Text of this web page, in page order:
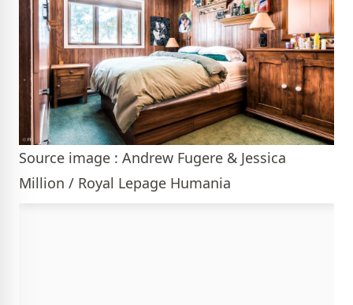
Source image : Andrew Fugere & Jessica
Million / Royal Lepage Humania